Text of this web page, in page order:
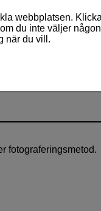
fotograferingsmetod.
webbplatsen. Klicka
du inte väljer
när du vill.